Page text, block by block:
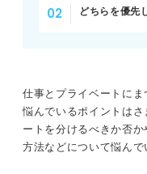
仕事とプラ
②医
③ラ
どちらを優先
仕事とプライベートに
悩んでいるポイントは
ートを分けるべきか否
方法などについて悩んで
仕事とプライベート
る方法10選